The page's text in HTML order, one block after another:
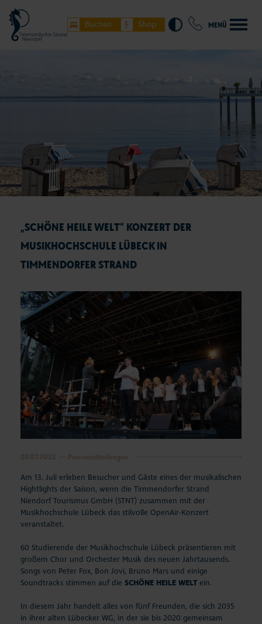
Buchen Shop MENÜ
„SCHÖNE HEILE WELT“ KONZERT DER
MUSIKHOCHSCHULE LÜBECK IN
TIMMENDORFER STRAND
Am 13. Juli erleben Besucher und Gäste eines der musikalischen
Hightlights der Saison, wenn die Timmendorfer Strand
Niendorf Tourismus GmbH (STNT) zusammen mit der
Musikhochschule Lübeck das stilvolle OpenAir-Konzert
veranstaltet.
60 Studierende der Musikhochschule Lübeck präsentieren mit
großem Chor und Orchester Musik des neuen Jahrtausends.
Songs von Peter Fox, Bon Jovi, Bruno Mars und einige
Soundtracks stimmen auf die SCHÖNE HEILE WELT ein.
In diesem Jahr handelt alles von fünf Freunden, die sich 2035
in ihrer alten Lübecker WG, in der sie bis 2020 gemeinsam